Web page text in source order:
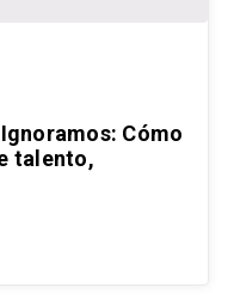
Cómo
talento,